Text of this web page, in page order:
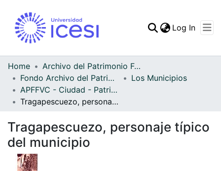
Statistics
Log In
Home
Archivo del Patrimonio Fotográfico y Fílmico del Valle del Cauca
Fondo Archivo del Patrimonio Fotográfico y Fílmico del Valle del Cauca
Los Municipios
APFFVC - Ciudad - Patrimonial
Tragapescuezo, personaje típico del municipio
Tragapescuezo, personaje típico
del municipio